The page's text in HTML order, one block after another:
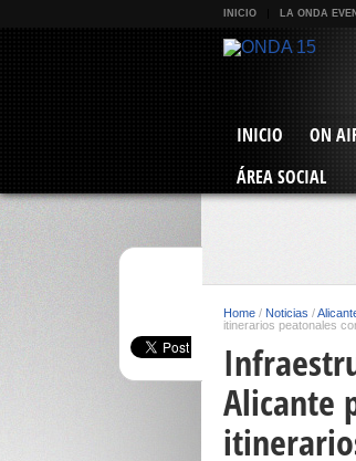
INICIO LA ONDA
INICIO ON
ÁREA SOCIAL
Home / Noticias /
itinerarios peatonales
Alicante